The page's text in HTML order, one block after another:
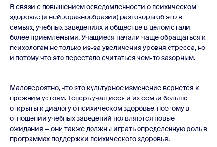
В связи с повышением осведомленности о психическом
здоровье (и нейроразнообразии) разговоры об это в
семьях, учебных заведениях и обществе в целом стали
более приемлемыми. Учащиеся начали чаще обращаться к
психологам не только из-за увеличения уровня стресса, но
и потому что это перестало считаться чем-то зазорным.
Маловероятно, что это культурное изменение вернется к
прежним устоям. Теперь учащиеся и их семьи больше
открыты к диалогу о психическом здоровье, поэтому в
отношении учебных заведений появляются новые
ожидания — они также должны играть определенную роль в
программах поддержки психического здоровья.